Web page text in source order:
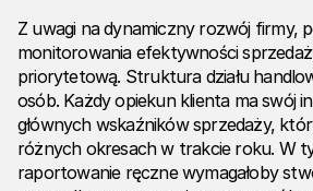
Z uwagi na dynamiczny rozwój firmy,
monitorowania efektywności
priorytetową. Struktura działu
osób. Każdy opiekun klienta ma swój
głównych wskaźników sprzedaży,
różnych okresach w trakcie roku. W
raportowanie ręczne wymagałoby